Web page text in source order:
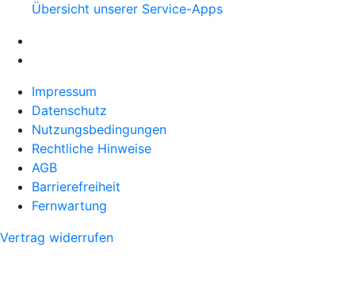
Übersicht unserer Service-Apps
Impressum
Datenschutz
Nutzungsbedingungen
Rechtliche Hinweise
AGB
Barrierefreiheit
Fernwartung
Vertrag widerrufen